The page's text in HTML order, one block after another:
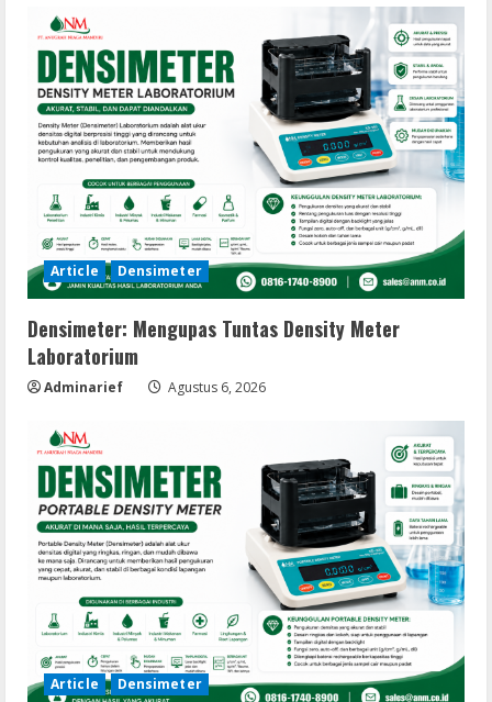
Article Densimeter
Densimeter: Mengupas Tuntas Density Meter
Laboratorium
Adminarief Agustus 6, 2026
Article Densimeter